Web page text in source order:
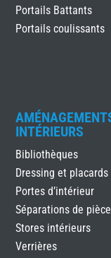
Portails Battants
Portails coulissants
INTÉRIEURS
Bibliothèques
Dressing et placards
Portes d’intérieur
Séparations de
Stores intérieurs
Verrières